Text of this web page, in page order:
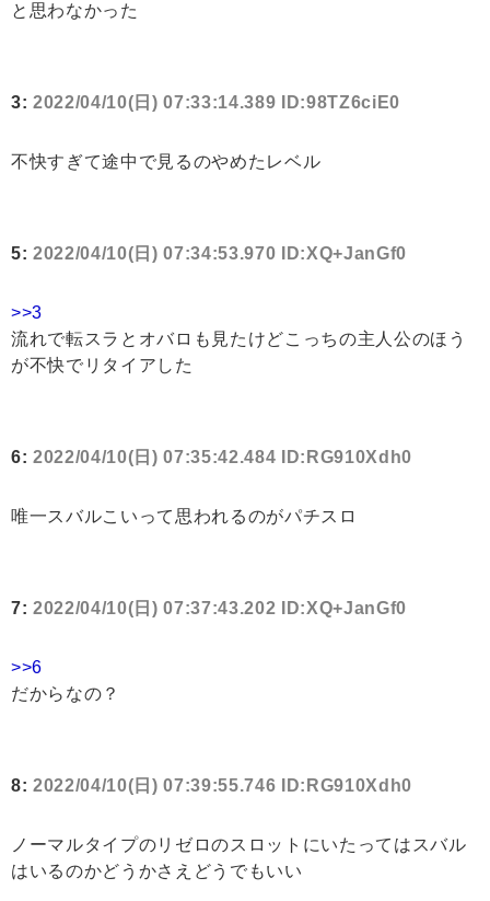
と思わなかった
3: 2022/04/10(日) 07:33:14.389 ID:98TZ6ciE0
不快すぎて途中で見るのやめたレベル
5: 2022/04/10(日) 07:34:53.970 ID:XQ+JanGf0
>>3
流れで転スラとオバロも見たけどこっちの主人公のほう
が不快でリタイアした
6: 2022/04/10(日) 07:35:42.484 ID:RG910Xdh0
唯一スバルこいって思われるのがパチスロ
7: 2022/04/10(日) 07:37:43.202 ID:XQ+JanGf0
>>6
だからなの？
8: 2022/04/10(日) 07:39:55.746 ID:RG910Xdh0
ノーマルタイプのリゼロのスロットにいたってはスバル
はいるのかどうかさえどうでもいい